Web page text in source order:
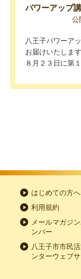
パワーアップ
公
八王子パワーア
お届けいたします
８月２３日に第
はじめての方へ
利用規約
メールマガジ
ンバー
八王子市市民
ンターウェブサ